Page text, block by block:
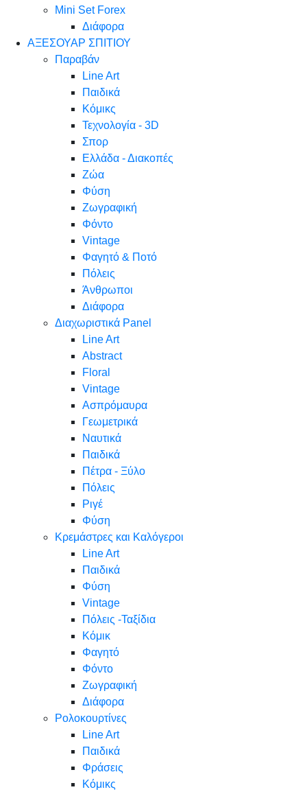
Mini Set Forex
Διάφορα
ΑΞΕΣΟΥΑΡ ΣΠΙΤΙΟΥ
Παραβάν
Line Art
Παιδικά
Κόμικς
Τεχνολογία - 3D
Σπορ
Ελλάδα - Διακοπές
Ζώα
Φύση
Ζωγραφική
Φόντο
Vintage
Φαγητό & Ποτό
Πόλεις
Άνθρωποι
Διάφορα
Διαχωριστικά Panel
Line Art
Abstract
Floral
Vintage
Ασπρόμαυρα
Γεωμετρικά
Ναυτικά
Παιδικά
Πέτρα - Ξύλο
Πόλεις
Ριγέ
Φύση
Κρεμάστρες και Καλόγεροι
Line Art
Παιδικά
Φύση
Vintage
Πόλεις -Ταξίδια
Κόμικ
Φαγητό
Φόντο
Ζωγραφική
Διάφορα
Ρολοκουρτίνες
Line Art
Παιδικά
Φράσεις
Κόμικς